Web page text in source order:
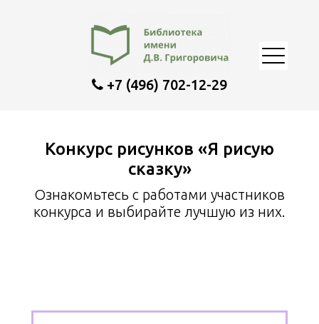
+7 (496) 702-12-29
Конкурс рисунков «Я рисую
сказку»
Ознакомьтесь с работами участников
конкурса и выбирайте лучшую из них.